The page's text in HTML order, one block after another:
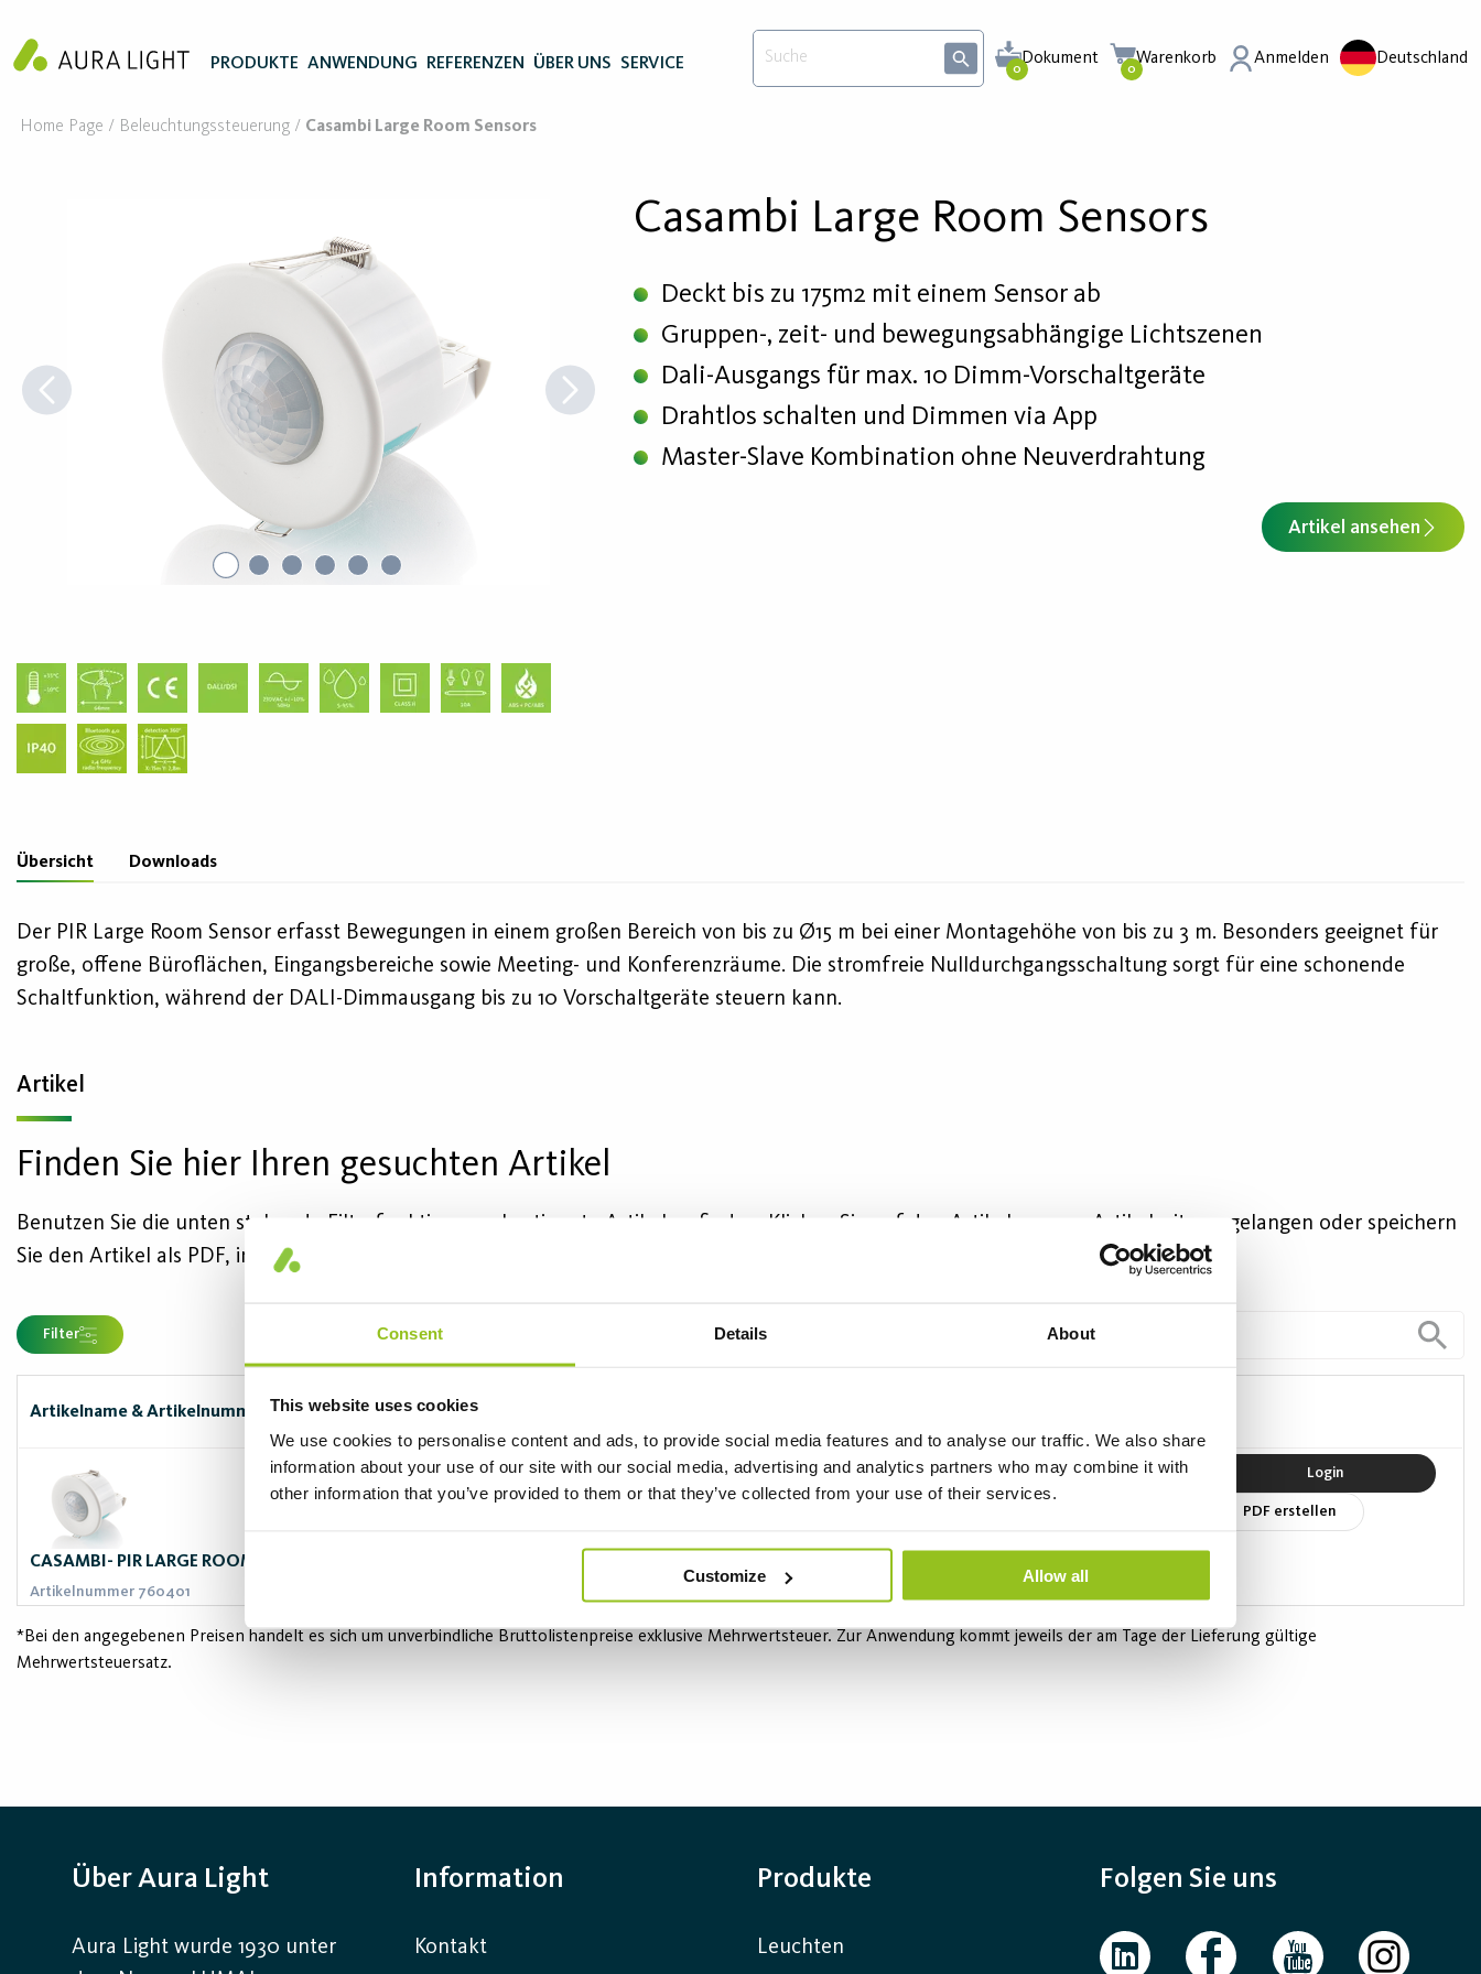
Consent Details About
This website uses cookies
We use cookies to personalise content and ads, to provide social media features and to analyse our traffic. We also share
information about your use of our site with our social media, advertising and analytics partners who may combine it with
other information that you’ve provided to them or that they’ve collected from your use of their services.
Customize Allow all
PRODUKTE ANWENDUNG REFERENZEN ÜBER UNS SERVICE 0
Dokument
0
Warenkorb Anmelden Deutschland
Home Page Beleuchtungssteuerung Casambi Large Room Sensors
Casambi Large Room Sensors
Deckt bis zu 175m2 mit einem Sensor ab
Gruppen-, zeit- und bewegungsabhängige Lichtszenen
Dali-Ausgangs für max. 10 Dimm-Vorschaltgeräte
Drahtlos schalten und Dimmen via App
Master-Slave Kombination ohne Neuverdrahtung
Artikel ansehen
Übersicht Downloads
Der PIR Large Room Sensor erfasst Bewegungen in einem großen Bereich von bis zu Ø15 m bei einer Montagehöhe von bis zu 3 m. Besonders geeignet für
große, offene Büroflächen, Eingangsbereiche sowie Meeting- und Konferenzräume. Die stromfreie Nulldurchgangsschaltung sorgt für eine schonende
Schaltfunktion, während der DALI-Dimmausgang bis zu 10 Vorschaltgeräte steuern kann.
Artikel
Finden Sie hier Ihren gesuchten Artikel
Benutzen Sie die unten stehende Filterfunktion, um bestimmte Artikel zu finden. Klicken Sie auf den Artikel, um zur Artikelseite zu gelangen oder speichern
Sie den Artikel als PDF, indem Sie das Kästchen "PDF erstellen" anklicken
Filter
Artikelname & Artikelnummer
CASAMBI- PIR LARGE ROOM SENSOR-DD EBDMR-B-CB-DD
Artikelnummer 760401
DALI PIR IP40 Login
PDF erstellen
*Bei den angegebenen Preisen handelt es sich um unverbindliche Bruttolistenpreise exklusive Mehrwertsteuer. Zur Anwendung kommt jeweils der am Tage der Lieferung gültige
Mehrwertsteuersatz.
Über Aura Light
Aura Light wurde 1930 unter
Information
Kontakt
Produkte
Leuchten
Folgen Sie uns